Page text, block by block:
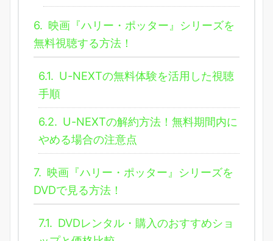
6. 映画『ハリー・ポッター』シリーズを
無料視聴する方法！
6.1. U-NEXTの無料体験を活用した視聴
手順
6.2. U-NEXTの解約方法！無料期間内に
やめる場合の注意点
7. 映画『ハリー・ポッター』シリーズを
DVDで見る方法！
7.1. DVDレンタル・購入のおすすめショ